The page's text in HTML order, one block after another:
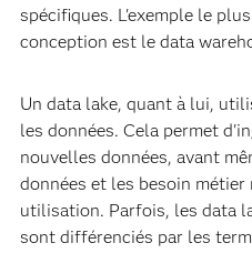
spécifiques. L'exemple le
conception est le data
Un data lake, quant à lui,
les données. Cela permet
nouvelles données, avant
données et les besoin
utilisation. Parfois, les data
sont différenciés par les